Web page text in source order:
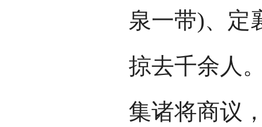
泉一带)、定
掠去千余人
集诸将商议